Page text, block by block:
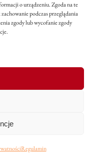
o urządzeniu. Zgoda na te
podczas przeglądania
zgody lub wycofanie zgody
Regulamin
by Pati Cze –